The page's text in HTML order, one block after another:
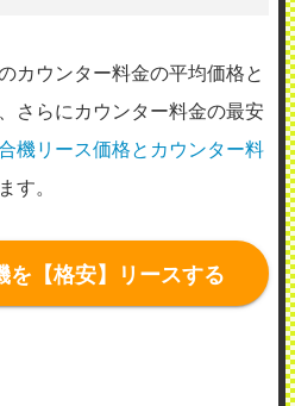
カウンター料金の平均価格と
さらにカウンター料金の最安
機リース価格とカウンター料
す。
を【格安】リースする